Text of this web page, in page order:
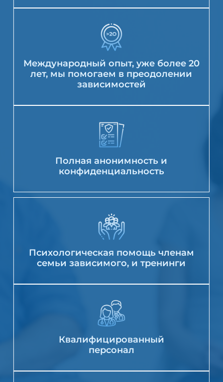
Международный опыт, уже более 20
лет, мы помогаем в преодолении
зависимостей
Полная анонимность и
конфиденциальность
Психологическая помощь членам
семьи зависимого, и тренинги
Квалифицированный
персонал